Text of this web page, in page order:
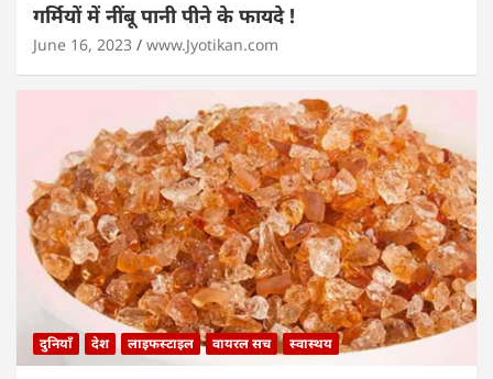
गर्मियों में नींबू पानी पीने के फायदे !
June 16, 2023 www.Jyotikan.com
दुनियाँ देश लाइफस्टाइल वायरल सच स्वास्थय